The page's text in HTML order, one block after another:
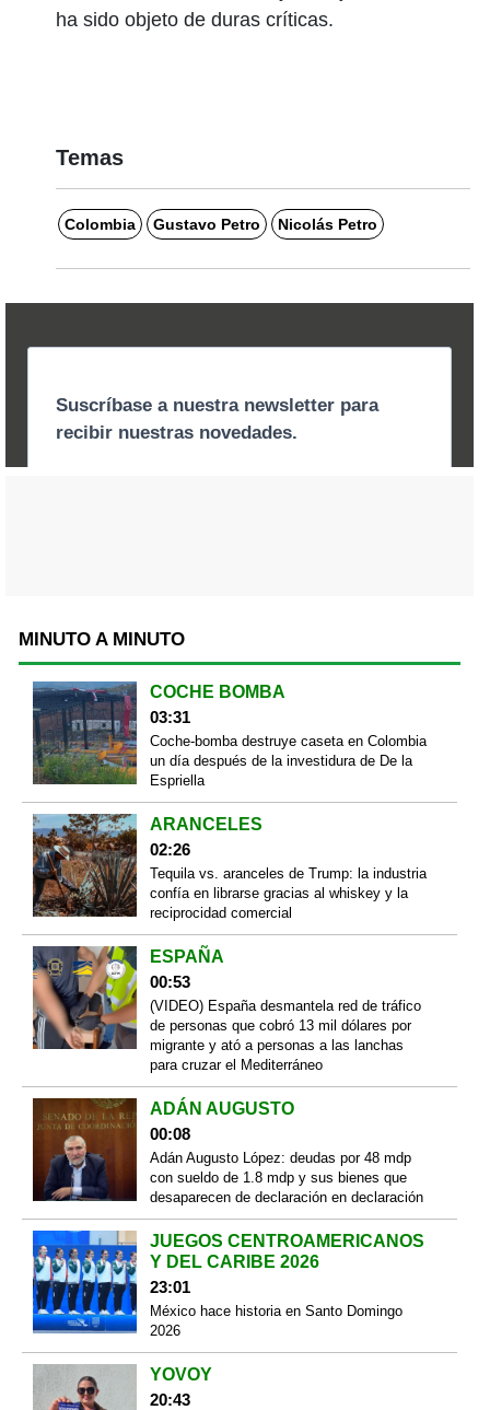
ha sido objeto de duras críticas.
Temas
Colombia Gustavo Petro Nicolás Petro
MINUTO A MINUTO
COCHE BOMBA
03:31
Coche-bomba destruye caseta en Colombia
un día después de la investidura de De la
Espriella
ARANCELES
02:26
Tequila vs. aranceles de Trump: la industria
confía en librarse gracias al whiskey y la
reciprocidad comercial
ESPAÑA
00:53
(VIDEO) España desmantela red de tráfico
de personas que cobró 13 mil dólares por
migrante y ató a personas a las lanchas
para cruzar el Mediterráneo
ADÁN AUGUSTO
00:08
Adán Augusto López: deudas por 48 mdp
con sueldo de 1.8 mdp y sus bienes que
desaparecen de declaración en declaración
JUEGOS CENTROAMERICANOS
Y DEL CARIBE 2026
23:01
México hace historia en Santo Domingo
2026
YOVOY
20:43